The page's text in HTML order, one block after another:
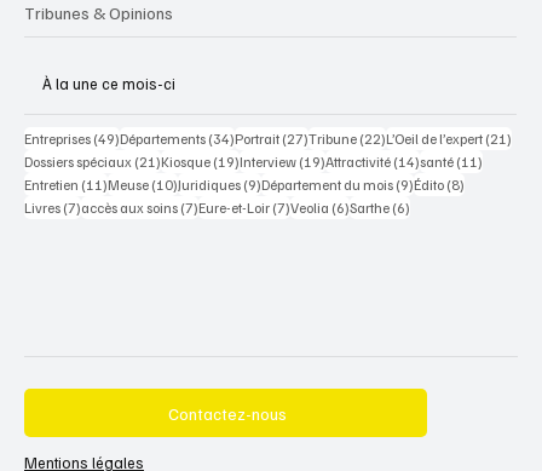
Tribunes & Opinions
À la une ce mois-ci
Entreprises (49)49 posts
Départements (34)34 posts
Portrait (27)27 posts
Tribune (22)22 posts
L’Oeil de l’expert (21)
Dossiers spéciaux (21)21 posts
Kiosque (19)19 posts
Interview (19)19 posts
Attractivité (14)14 posts
santé (11)
Entretien (11)11 posts
Meuse (10)10 posts
Juridiques (9)9 posts
Département du mois (9)9 posts
Édito (8)
Livres (7)7 posts
accès aux soins (7)7 posts
Eure-et-Loir (7)7 posts
Veolia (6)6 posts
Sarthe (6)
Contactez-nous
Mentions légales